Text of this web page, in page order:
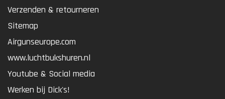
Verzenden & retourneren
Sitemap
Airgunseurope.com
www.luchtbukshuren.nl
Youtube & Social media
Werken bij Dick's!